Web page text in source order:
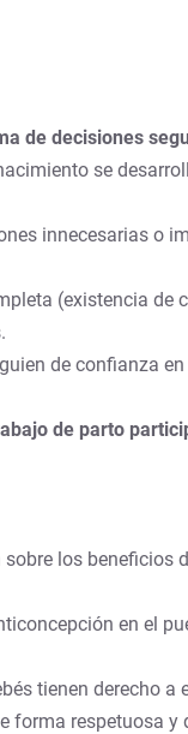
de decisiones
se
innecesarias o
(existencia de
de confianza
de parto
los beneficios
en el
tienen derecho a
forma respetuosa y